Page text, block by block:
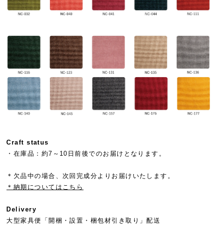
Craft status
・在庫品：約7～10日前後でのお届けとなります。
＊欠品中の場合、次回完成分よりお届けいたします。
＊納期についてはこちら
Delivery
大型家具便「開梱・設置・梱包材引き取り」配送